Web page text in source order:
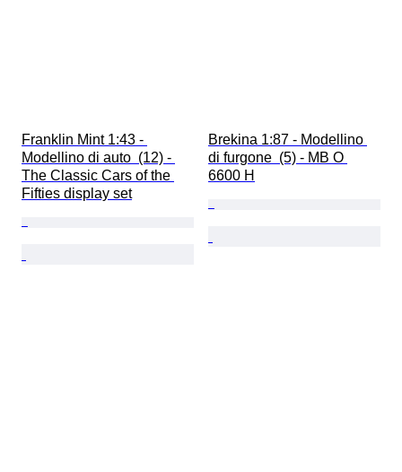
Franklin Mint 1:43 -
Modellino di auto  (12) -
The Classic Cars of the
Fifties display set
Brekina 1:87 - Modellino
di furgone  (5) - MB O
6600 H